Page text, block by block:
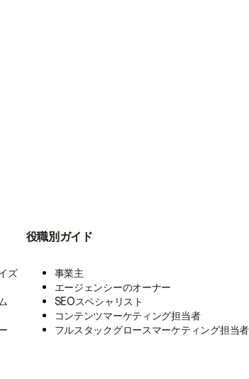
ズ
役職別ガイド
事業主
エージェンシーのオーナー
SEOスペシャリスト
コンテンツマーケティング担当者
フルスタックグロースマーケティング担当者